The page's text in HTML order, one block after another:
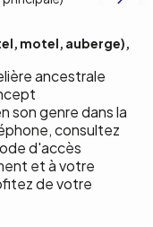
motel, auberge)
ancestrale
son genre dans la
consultez
d'accès
et à votre
de votre